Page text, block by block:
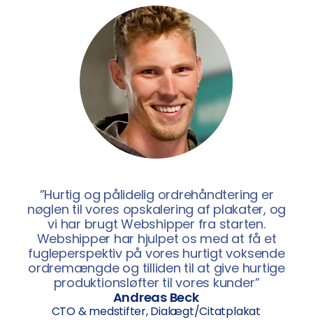
”Hurtig og pålidelig ordrehåndtering er
nøglen til vores opskalering af plakater, og
vi har brugt Webshipper fra starten.
Webshipper har hjulpet os med at få et
fugleperspektiv på vores hurtigt voksende
ordremængde og tilliden til at give hurtige
produktionsløfter til vores kunder”
Andreas Beck
CTO & medstifter, Dialægt/Citatplakat